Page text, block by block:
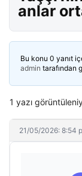
anlar
Bu konu 0 yanıt
admin tarafından
1 yazı
21/05/2026: 8:54